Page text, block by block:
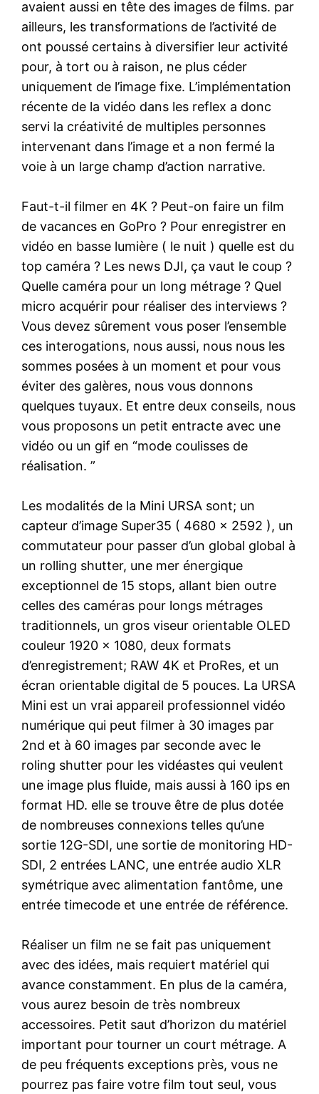
avaient aussi en tête des images de films. par
ailleurs, les transformations de l’activité de
ont poussé certains à diversifier leur activité
pour, à tort ou à raison, ne plus céder
uniquement de l’image fixe. L’implémentation
récente de la vidéo dans les reflex a donc
servi la créativité de multiples personnes
intervenant dans l’image et a non fermé la
voie à un large champ d’action narrative.
Faut-t-il filmer en 4K ? Peut-on faire un film
de vacances en GoPro ? Pour enregistrer en
vidéo en basse lumière ( le nuit ) quelle est du
top caméra ? Les news DJI, ça vaut le coup ?
Quelle caméra pour un long métrage ? Quel
micro acquérir pour réaliser des interviews ?
Vous devez sûrement vous poser l’ensemble
ces interogations, nous aussi, nous nous les
sommes posées à un moment et pour vous
éviter des galères, nous vous donnons
quelques tuyaux. Et entre deux conseils, nous
vous proposons un petit entracte avec une
vidéo ou un gif en “mode coulisses de
réalisation. ”
Les modalités de la Mini URSA sont; un
capteur d’image Super35 ( 4680 x 2592 ), un
commutateur pour passer d’un global global à
un rolling shutter, une mer énergique
exceptionnel de 15 stops, allant bien outre
celles des caméras pour longs métrages
traditionnels, un gros viseur orientable OLED
couleur 1920 x 1080, deux formats
d’enregistrement; RAW 4K et ProRes, et un
écran orientable digital de 5 pouces. La URSA
Mini est un vrai appareil professionnel vidéo
numérique qui peut filmer à 30 images par
2nd et à 60 images par seconde avec le
roling shutter pour les vidéastes qui veulent
une image plus fluide, mais aussi à 160 ips en
format HD. elle se trouve être de plus dotée
de nombreuses connexions telles qu’une
sortie 12G-SDI, une sortie de monitoring HD-
SDI, 2 entrées LANC, une entrée audio XLR
symétrique avec alimentation fantôme, une
entrée timecode et une entrée de référence.
Réaliser un film ne se fait pas uniquement
avec des idées, mais requiert matériel qui
avance constamment. En plus de la caméra,
vous aurez besoin de très nombreux
accessoires. Petit saut d’horizon du matériel
important pour tourner un court métrage. A
de peu fréquents exceptions près, vous ne
pourrez pas faire votre film tout seul, vous